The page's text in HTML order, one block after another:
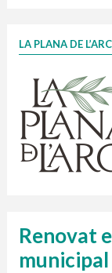
1
Finançat per
LA PLANA DE L’ARC
Renovat
municipal